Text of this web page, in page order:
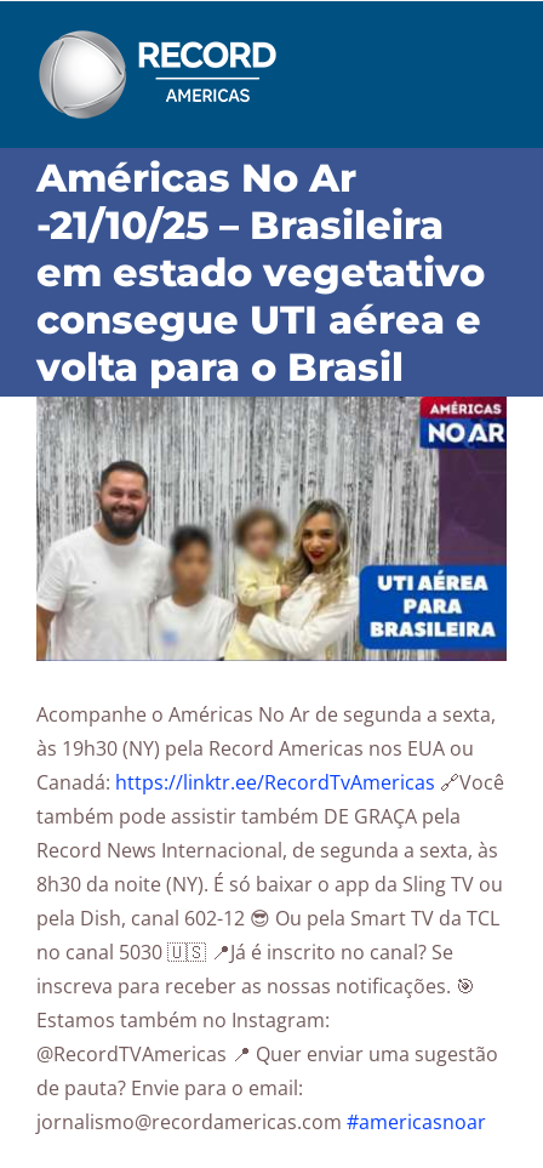
content
Américas No Ar
-21/10/25 – Brasileira
em estado vegetativo
consegue UTI aérea e
volta para o Brasil
View
Larger
Image
Acompanhe o Américas No Ar de segunda a sexta,
às 19h30 (NY) pela Record Americas nos EUA ou
Canadá: https://linktr.ee/RecordTvAmericas 🔗Você
também pode assistir também DE GRAÇA pela
Record News Internacional, de segunda a sexta, às
8h30 da noite (NY). É só baixar o app da Sling TV ou
pela Dish, canal 602-12 😎 Ou pela Smart TV da TCL
no canal 5030 🇺🇸 📍Já é inscrito no canal? Se
inscreva para receber as nossas notificações. 🎯
Estamos também no Instagram:
@RecordTVAmericas 📍 Quer enviar uma sugestão
de pauta? Envie para o email:
jornalismo@recordamericas.com #americasnoar